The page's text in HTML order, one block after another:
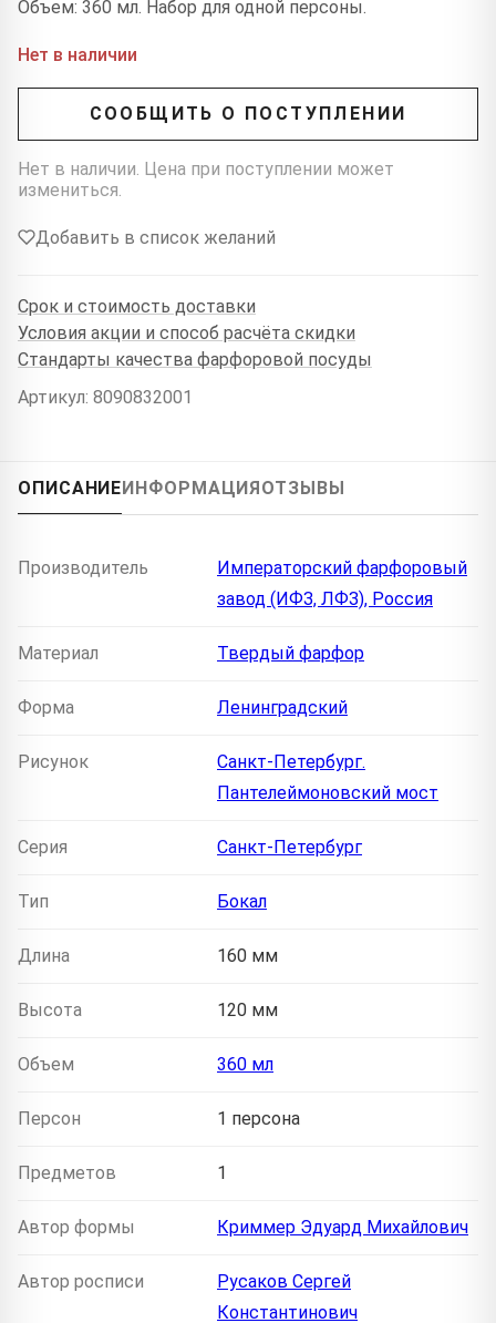
Объем: 360 мл. Набор для одной персоны.
Нет в наличии
СООБЩИТЬ О ПОСТУПЛЕНИИ
Нет в наличии. Цена при поступлении может
измениться.
Добавить в список желаний
Срок и стоимость доставки
Условия акции и способ расчёта скидки
Стандарты качества фарфоровой посуды
Артикул: 8090832001
ОПИСАНИЕИНФОРМАЦИЯОТЗЫВЫ
Производитель
Императорский фарфоровый
завод (ИФЗ, ЛФЗ), Россия
Материал Твердый фарфор
Форма Ленинградский
Рисунок
Санкт-Петербург.
Пантелеймоновский мост
Серия Санкт-Петербург
Тип Бокал
Длина 160 мм
Высота 120 мм
Объем 360 мл
Персон 1 персона
Предметов 1
Автор формы Криммер Эдуард Михайлович
Автор росписи
Русаков Сергей
Константинович